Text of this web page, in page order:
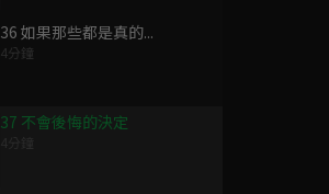
36 如果那些都是真的...
4分鐘
37 不會後悔的決定